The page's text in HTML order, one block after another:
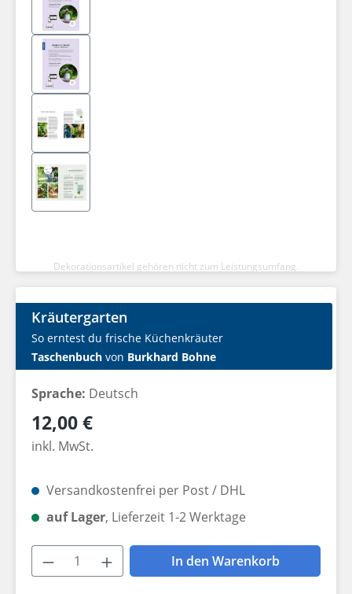
Dekorationsartikel gehören nicht zum Leistungsumfang.
Kräutergarten
So erntest du frische Küchenkräuter
Taschenbuch von Burkhard Bohne
Sprache: Deutsch
Regulärer Preis:
12,00 €
inkl. MwSt.
Versandkostenfrei per Post / DHL
auf Lager, Lieferzeit 1-2 Werktage
Produkt Anzahl: Gib den
In den Warenkorb